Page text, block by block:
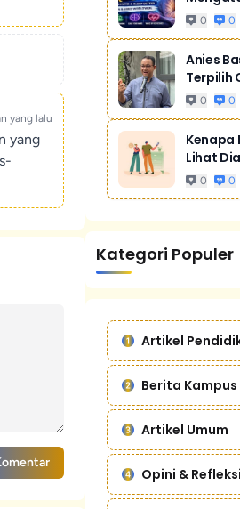
yang lalu
yang
Tidur
0 0
Anies
Terpilih
0 0
Kenapa
Lihat
Bukan
0 0
Kategori Populer
Artikel
Berita Kampus
Artikel Umum
Opini & Refleksi